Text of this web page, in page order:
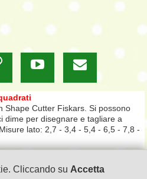
Cliccando su Accetta
 
Shape Cutter Fiskars. Si possono
dime per disegnare e tagliare a
lato: 2,7 - 3,4 - 5,4 - 6,5 - 7,8 -